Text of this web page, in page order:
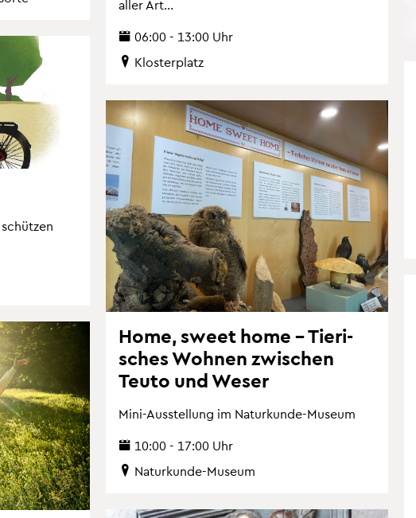
aller Art...
06:00 - 13:00 Uhr
Klos­ter­platz
Home, sweet home – Tie­ri­
sches Woh­nen zwi­schen
Teuto und Weser
Mini-Aus­stel­lung im Na­tur­kun­de-Mu­se­um
10:00 - 17:00 Uhr
Na­tur­kun­de-Mu­se­um